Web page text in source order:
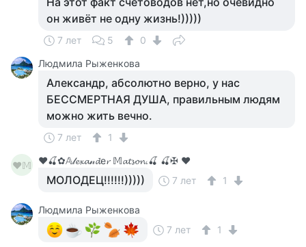
он живёт не одну жизнь!)))))
7 лет 5
0
Людмила Рыженкова
Александр, абсолютно верно, у нас
БЕССМЕРТНАЯ ДУША, правильным людям
можно жить вечно.
7 лет 1
♥𝕄 ♥🍒✿𝔸𝓁𝓮𝔁𝓪𝓃𝓭е𝓻 𝕄𝓪𝓽𝓼𝓸𝓷.🍒 🍒✠ ♥
МОЛОДЕЦ!!!!!!))))) 7 лет 1
Людмила Рыженкова
7 лет
1